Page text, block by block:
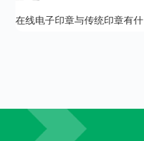
在线电子印章与传统印章有什